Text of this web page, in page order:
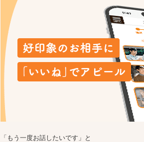
「もう一度お話したいです」と